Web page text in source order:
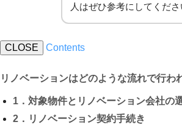
人はぜひ参考にしてくださ
CLOSE Contents
リノベーションはどのような流れで行わ
1．対象物件とリノベーション会社の
2．リノベーション契約手続き